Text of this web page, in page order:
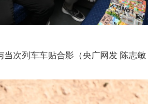
当次列车车贴合影（央广网发 陈志敏